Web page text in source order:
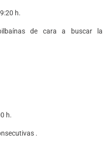
h.
de cara a buscar la
h.
.